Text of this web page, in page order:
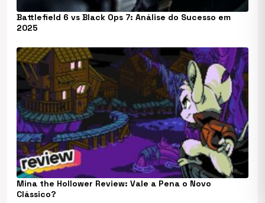
Battlefield 6 vs Black Ops 7: Análise do Sucesso em
2025
Mina the Hollower Review: Vale a Pena o Novo
Clássico?